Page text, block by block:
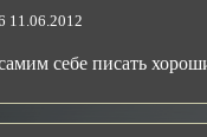
11.06.2012
себе писать